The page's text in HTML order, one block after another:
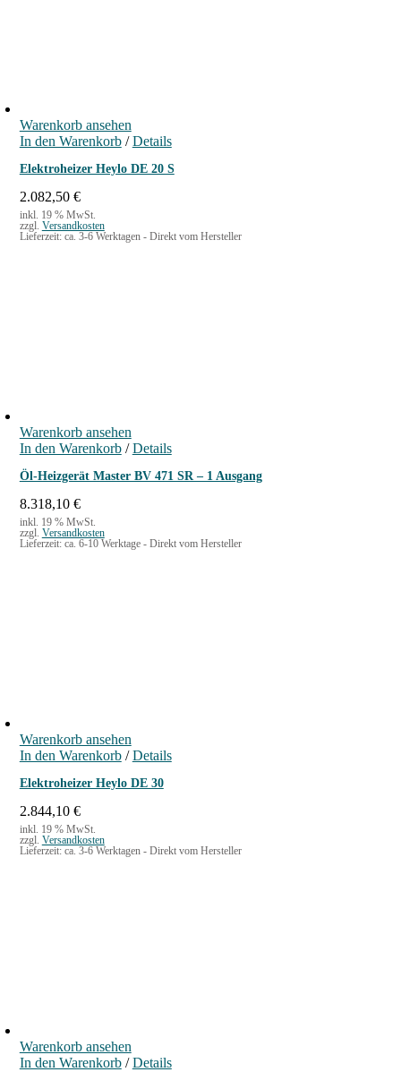
Warenkorb ansehen
In den Warenkorb / Details
Elektroheizer Heylo DE 20 S
2.082,50 €
inkl. 19 % MwSt.
zzgl. Versandkosten
Lieferzeit: ca. 3-6 Werktagen - Direkt vom Hersteller
Warenkorb ansehen
In den Warenkorb / Details
Öl-Heizgerät Master BV 471 SR – 1 Ausgang
8.318,10 €
inkl. 19 % MwSt.
zzgl. Versandkosten
Lieferzeit: ca. 6-10 Werktage - Direkt vom Hersteller
Warenkorb ansehen
In den Warenkorb / Details
Elektroheizer Heylo DE 30
2.844,10 €
inkl. 19 % MwSt.
zzgl. Versandkosten
Lieferzeit: ca. 3-6 Werktagen - Direkt vom Hersteller
Warenkorb ansehen
In den Warenkorb / Details